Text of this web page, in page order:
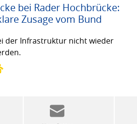
bei Rader Hochbrücke:
Zusage vom Bund
der Infrastruktur nicht wieder
to Z